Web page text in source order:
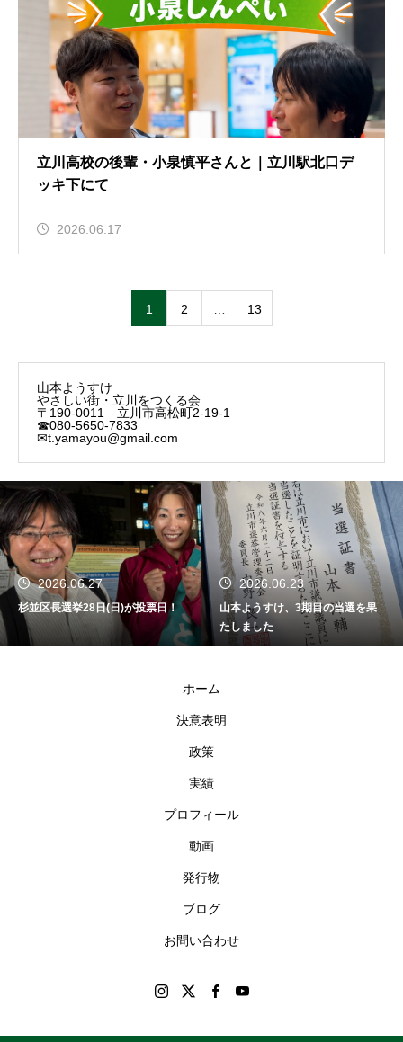
立川高校の後輩・小泉慎平さんと｜立川駅北口デ
ッキ下にて
2026.06.17
1 2 13
山本ようすけ
やさしい街・立川をつくる会
〒190-0011 立川市高松町2-19-1
☎080-5650-7833
✉t.yamayou@gmail.com
2026.06.27
杉並区長選挙28日(日)が投票日！
2026.06.23
山本ようすけ、3期目の当選を果
たしました
ホーム
決意表明
政策
実績
プロフィール
動画
発行物
ブログ
お問い合わせ